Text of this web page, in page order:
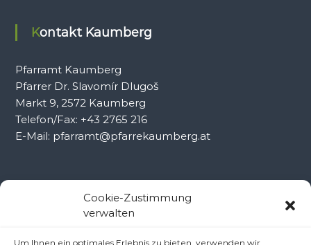
Cookie-Zustimmung
verwalten
Um Ihnen ein optimales Erlebnis zu bieten, verwenden wir
Kontakt Kaumberg
Pfarramt Kaumberg
Pfarrer Dr. Slavomír Dlugoš
Markt 9, 2572 Kaumberg
Telefon/Fax: +43 2765 216
E-Mail: pfarramt@pfarrekaumberg.at
Kontakt Ramsau